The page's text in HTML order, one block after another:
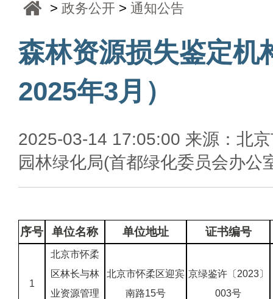
>政务公开 >通知公告
森林资源损失鉴定机
2025年3月）
2025-03-14 17:05:00 来源：北
园林绿化局(首都绿化委员会办公
序号 单位名称 单位地址 证书编号
1
北京市怀柔
区林长与林
业资源管理
北京市怀柔区迎宾
南路15号
京绿鉴许〔2023〕
003号